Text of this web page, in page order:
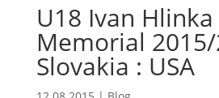
U18 Ivan Hlinka
Memorial
Slovakia : USA